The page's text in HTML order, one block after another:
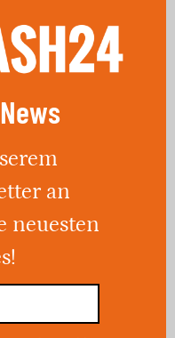
New
Die
und
100
an
neuesten